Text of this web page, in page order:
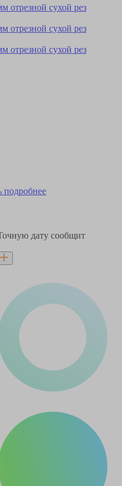
подробнее
дату сообщит